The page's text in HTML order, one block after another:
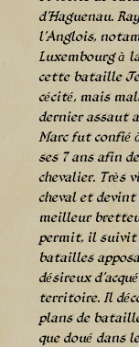
d’Haguenau.
l’Anglois,
Luxembourg à
cette bataille
cécité, mais
dernier assaut
Marc fut confié
ses 7 ans afin
chevalier. Très
cheval et
meilleur
permit, il suivit
batailles
désireux
territoire. Il
plans de
que doué dans